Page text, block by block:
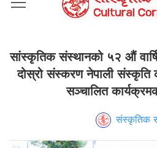
सांस्कृतिक संस्थानको ५२ औं
दोस्रो संस्करण नेपाली
सञ्चालित
संस्कृतिक